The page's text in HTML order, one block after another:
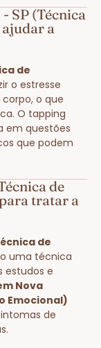
SP (Técnica
a
de
o estresse
o que
O tapping
em questões
que podem
de
tratar a
de
uma técnica
estudos e
Nova
Emocional)
de